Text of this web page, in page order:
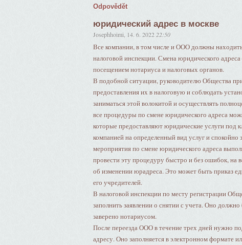
Odpovědět
юридический адрес в москве
Josephhoimi 14. 6. 2022 22:50
Все компании, в том числе и ООО должны
налоговой инспекции. Смена юридического
посещением нотариуса и налоговых органов.
В подобной ситуации, руководителю Общества
предоставления их в налоговую и соблюдать
заниматься этой волокитой и осуществлять
все процедуры по смене юридического адреса
которые предоставляют юридические услуги под
компанией на определенный вид услуг и
мероприятия по смене юридического адреса
провести эту процедуру быстро и без ошибок, на
об изменении юрадреса. Это может быть приказ
его учредителей.
В налоговой инспекции по месту регистрации
заполнить заявлении о снятии с учета. Оно
заверено нотариусом.
После переезда ООО в течение трех дней нужно
адресу. Оно заполняется в электронном формате